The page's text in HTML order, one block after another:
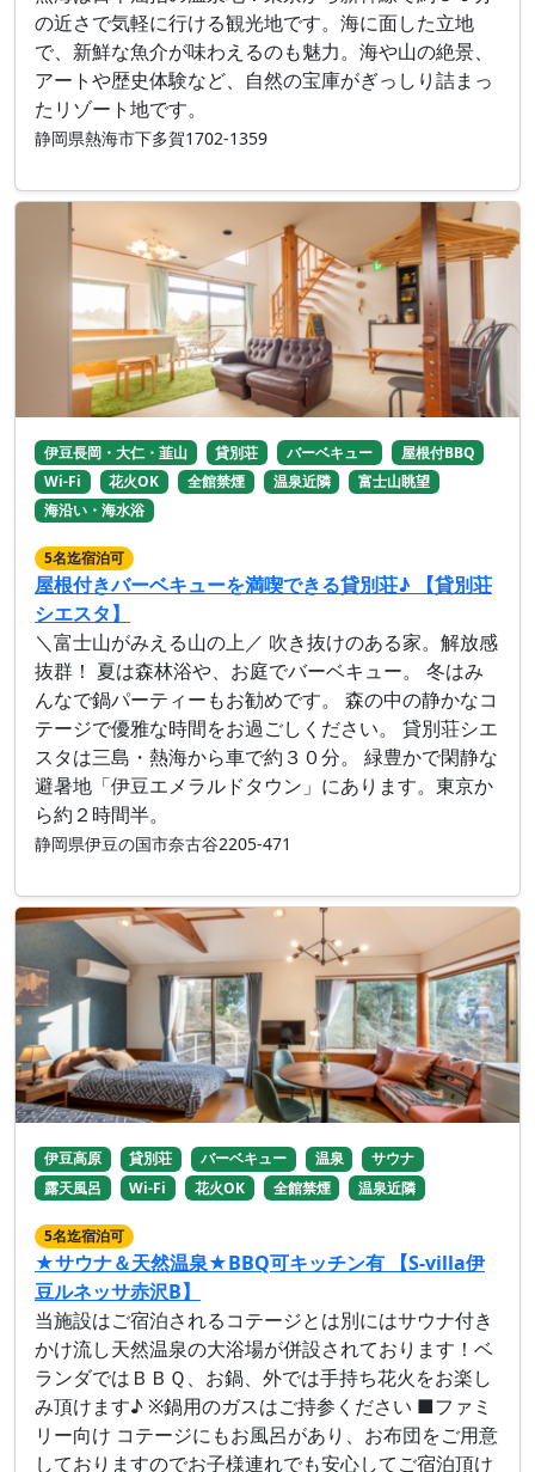
の近さで気軽に行ける観光地です。海に面した立地
で、新鮮な魚介が味わえるのも魅力。海や山の絶景、
アートや歴史体験など、自然の宝庫がぎっしり詰まっ
たリゾート地です。
静岡県熱海市下多賀1702-1359
伊豆長岡・大仁・韮山 貸別荘 バーベキュー
屋根付BBQ
Wi-Fi
花火OK 全館禁煙 温泉近隣
富士山眺望
海沿い・海水浴
5名迄宿泊可
屋根付きバーベキューを満喫できる貸別荘♪ 【貸別荘
シエスタ】
＼富士山がみえる山の上／ 吹き抜けのある家。解放感
抜群！ 夏は森林浴や、お庭でバーベキュー。 冬はみ
んなで鍋パーティーもお勧めです。 森の中の静かなコ
テージで優雅な時間をお過ごしください。 貸別荘シエ
スタは三島・熱海から車で約３０分。 緑豊かで閑静な
避暑地「伊豆エメラルドタウン」にあります。 ​東京か
ら約２時間半。
静岡県伊豆の国市奈古谷2205-471
伊豆高原 貸別荘 バーベキュー 温泉
サウナ
露天風呂
Wi-Fi 花火OK 全館禁煙 温泉近隣
5名迄宿泊可
★サウナ＆天然温泉★BBQ可キッチン有 【S-villa伊
豆ルネッサ赤沢B】
当施設はご宿泊されるコテージとは別にはサウナ付き
かけ流し天然温泉の大浴場が併設されております！ベ
ランダではＢＢＱ、お鍋、外では手持ち花火をお楽し
み頂けます♪ ※鍋用のガスはご持参ください ■ファミ
リー向け コテージにもお風呂があり、お布団をご用意
しておりますのでお子様連れでも安心してご宿泊頂け